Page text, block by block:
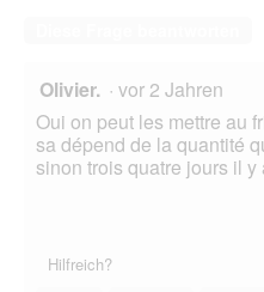
Olivier. · vor 2 Jahren
Oui on peut les mettre au
sa dépend de la quantité
sinon trois quatre jours il
Hilfreich?